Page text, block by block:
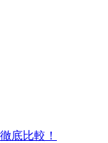
底比較！